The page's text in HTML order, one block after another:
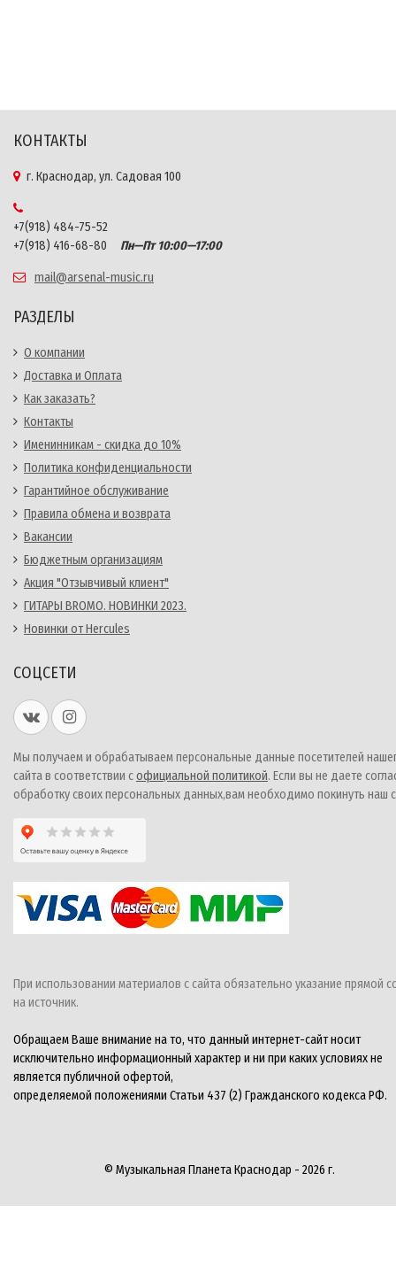
КОНТАКТЫ
г. Краснодар, ул. Садовая 100
+7(918) 484-75-52
+7(918) 416-68-80
Пн—Пт 10:00—17:00
mail@arsenal-music.ru
РАЗДЕЛЫ
О компании
Доставка и Оплата
Как заказать?
Контакты
Именинникам - скидка до 10%
Политика конфиденциальности
Гарантийное обслуживание
Правила обмена и возврата
Вакансии
Бюджетным организациям
Акция "Отзывчивый клиент"
ГИТАРЫ BROMO. НОВИНКИ 2023.
Новинки от Hercules
СОЦСЕТИ
Мы получаем и обрабатываем персональные данные посетителей
сайта в соответствии софициальной политикой. Если вы не даете
обработку своих персональных данных,вам необходимо покинуть наш
При использовании материалов с сайта обязательно указание прямой
на источник.
Обращаем Ваше внимание на то, что данный интернет-сайт носит
исключительно информационный характер и ни при каких условиях не
является публичной офертой,
определяемой положениями Статьи 437 (2) Гражданского кодекса РФ.
© Музыкальная Планета Краснодар - 2026 г.